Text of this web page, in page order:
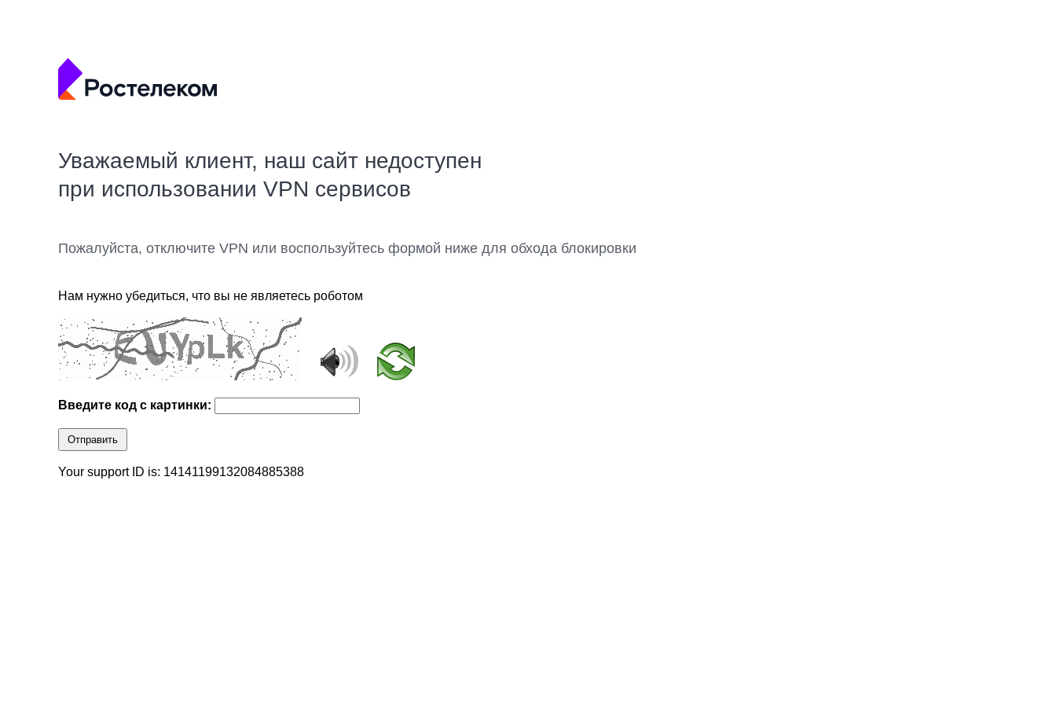
Уважаемый клиент, наш сайт недоступен
при использовании VPN сервисов
Пожалуйста, отключите VPN или воспользуйтесь формой ниже для обхода блокировки
Нам нужно убедиться, что вы не являетесь роботом
Введите код с картинки:
Отправить
Your support ID is: 14141199132084885388